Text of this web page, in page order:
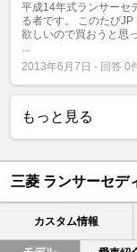
平成14年式ランサーセ
る者です。 このたび
欲しいので買おうと思
...
2013年6月7日 - 回答 0
もっと見る
三菱 ランサーセデ
カスタム情報